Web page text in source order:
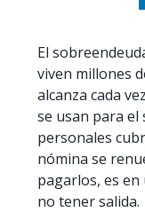
El
viven millones
alcanza cada
se usan para
personales
nómina se
pagarlos, es en
no tener salida.